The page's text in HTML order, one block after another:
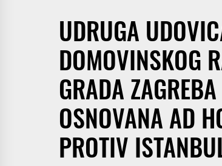
UDRUGA
DOMOVINSKOG
GRADA
OSNOVANA AD
PROTIV